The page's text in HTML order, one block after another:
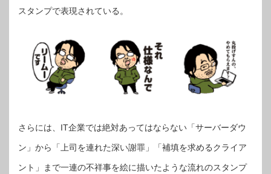
スタンプで表現されている。
さらには、IT企業では絶対あってはならない「サーバーダウ
ン」から「上司を連れた深い謝罪」「補填を求めるクライア
ント」まで一連の不祥事を絵に描いたような流れのスタンプ